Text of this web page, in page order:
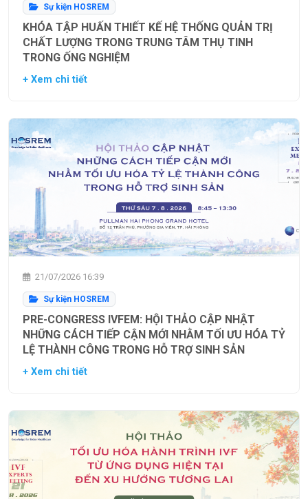
Sự kiện HOSREM
KHÓA TẬP HUẤN THIẾT KẾ HỆ THỐNG QUẢN TRỊ
CHẤT LƯỢNG TRONG TRUNG TÂM THỤ TINH
TRONG ỐNG NGHIỆM
+ Xem chi tiết
21/07/2026 16:39
Sự kiện HOSREM
PRE-CONGRESS IVFEM: HỘI THẢO CẬP NHẬT
NHỮNG CÁCH TIẾP CẬN MỚI NHẰM TỐI ƯU HÓA TỶ
LỆ THÀNH CÔNG TRONG HỖ TRỢ SINH SẢN
+ Xem chi tiết